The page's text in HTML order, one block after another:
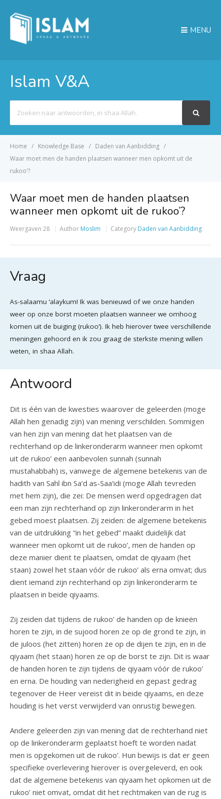
MENU
Islam V&A
For
Home Knowledge Base
Daden van Aanbidding
Waar moet men de handen plaatsen wanneer men opkomt uit de
rukoo’?
Waar moet men de handen plaatsen
wanneer men opkomt uit de rukoo’?
Weergaven 28 Author Moslim Category Daden van Aanbidding
Vraag
As-salaamu ‘alaykum! Ik was benieuwd of we onze handen
weer op onze borst moeten plaatsen wanneer we omhoog
komen uit de buiging (rukoo’). Ik heb hierover twee verschillende
meningen gehoord en ik zou graag de sterkste mening willen
weten, in shaa Allah.
Antwoord
Dit is één van de kwesties waarover de geleerden (moge
Allah hen genadig zijn) van mening verschilden. Sommigen
van hen zijn van mening dat het plaatsen van de
rechterhand op de linkeronderarm wanneer men opkomt
uit de rukoo’ een aanbevolen sunnah (sunnah
mustahabbah) is, vanwege de algemene betekenis van de
hadith van Sahl ibn Sa‘d as-Saa‘idi (moge Allah tevreden
met hem zijn), die zei: De mensen werd opgedragen dat
een man zijn rechterhand op zijn linkeronderarm in het
gebed moest plaatsen. Zij zeiden: de algemene betekenis
van de uitdrukking “in het gebed” maakt duidelijk dat
wanneer men opkomt uit de rukoo’, men de handen op
deze manier dient te plaatsen, omdat de qiyaam (het
staan) zowel het staan vóór de rukoo’ als erna omvat; dus
dient iemand zijn rechterhand op zijn linkeronderarm te
plaatsen in beide qiyaams.
Zij zeiden dat tijdens de rukoo’ de handen op de knieën
horen te zijn, in de sujood horen ze op de grond te zijn, in
de juloos (het zitten) horen ze op de dijen te zijn, en in de
qiyaam (het staan) horen ze op de borst te zijn. Dit is waar
de handen horen te zijn tijdens de qiyaam vóór de rukoo’
en erna. De houding van nederigheid en gepast gedrag
tegenover de Heer vereist dit in beide qiyaams, en deze
houding is het verst verwijderd van onrustig bewegen.
Andere geleerden zijn van mening dat de rechterhand niet
op de linkeronderarm geplaatst hoeft te worden nadat
men is opgekomen uit de rukoo’. Hun bewijs is dat er geen
specifieke overlevering hierover is overgeleverd, en ook
dat de algemene betekenis van qiyaam het opkomen uit de
rukoo’ niet omvat, omdat dit het rechtmaken van de rug is